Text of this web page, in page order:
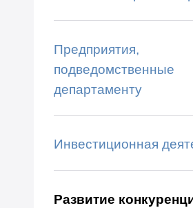
Предприятия,
подведомственные
департаменту
Инвестиционная
Развитие